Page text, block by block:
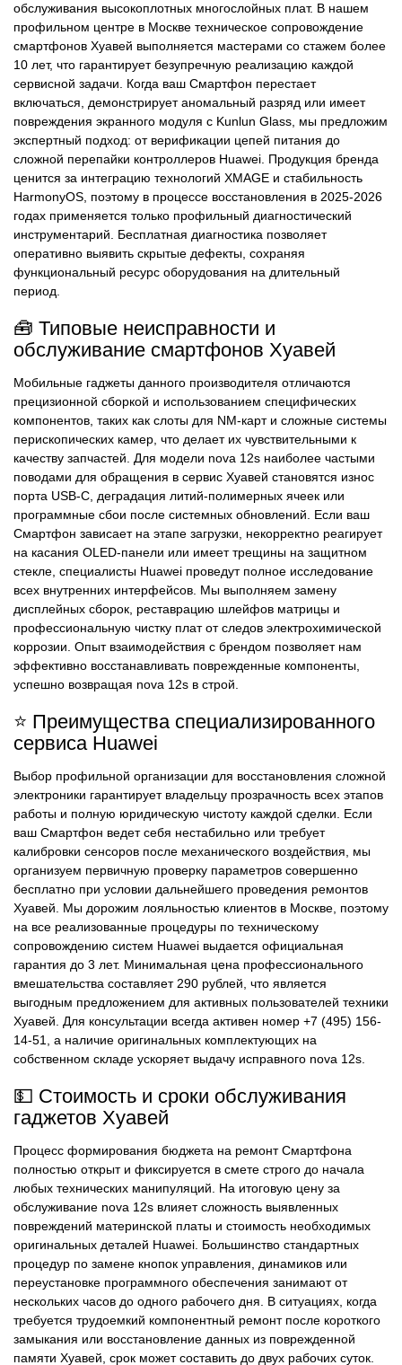
обслуживания высокоплотных многослойных плат. В нашем
профильном центре в Москве техническое сопровождение
смартфонов Хуавей выполняется мастерами со стажем более
10 лет, что гарантирует безупречную реализацию каждой
сервисной задачи. Когда ваш Смартфон перестает
включаться, демонстрирует аномальный разряд или имеет
повреждения экранного модуля с Kunlun Glass, мы предложим
экспертный подход: от верификации цепей питания до
сложной перепайки контроллеров Huawei. Продукция бренда
ценится за интеграцию технологий XMAGE и стабильность
HarmonyOS, поэтому в процессе восстановления в 2025-2026
годах применяется только профильный диагностический
инструментарий. Бесплатная диагностика позволяет
оперативно выявить скрытые дефекты, сохраняя
функциональный ресурс оборудования на длительный
период.
🧰 Типовые неисправности и
обслуживание смартфонов Хуавей
Мобильные гаджеты данного производителя отличаются
прецизионной сборкой и использованием специфических
компонентов, таких как слоты для NM-карт и сложные системы
перископических камер, что делает их чувствительными к
качеству запчастей. Для модели nova 12s наиболее частыми
поводами для обращения в сервис Хуавей становятся износ
порта USB-C, деградация литий-полимерных ячеек или
программные сбои после системных обновлений. Если ваш
Смартфон зависает на этапе загрузки, некорректно реагирует
на касания OLED-панели или имеет трещины на защитном
стекле, специалисты Huawei проведут полное исследование
всех внутренних интерфейсов. Мы выполняем замену
дисплейных сборок, реставрацию шлейфов матрицы и
профессиональную чистку плат от следов электрохимической
коррозии. Опыт взаимодействия с брендом позволяет нам
эффективно восстанавливать поврежденные компоненты,
успешно возвращая nova 12s в строй.
⭐ Преимущества специализированного
сервиса Huawei
Выбор профильной организации для восстановления сложной
электроники гарантирует владельцу прозрачность всех этапов
работы и полную юридическую чистоту каждой сделки. Если
ваш Смартфон ведет себя нестабильно или требует
калибровки сенсоров после механического воздействия, мы
организуем первичную проверку параметров совершенно
бесплатно при условии дальнейшего проведения ремонтов
Хуавей. Мы дорожим лояльностью клиентов в Москве, поэтому
на все реализованные процедуры по техническому
сопровождению систем Huawei выдается официальная
гарантия до 3 лет. Минимальная цена профессионального
вмешательства составляет 290 рублей, что является
выгодным предложением для активных пользователей техники
Хуавей. Для консультации всегда активен номер +7 (495) 156-
14-51, а наличие оригинальных комплектующих на
собственном складе ускоряет выдачу исправного nova 12s.
💵 Стоимость и сроки обслуживания
гаджетов Хуавей
Процесс формирования бюджета на ремонт Смартфона
полностью открыт и фиксируется в смете строго до начала
любых технических манипуляций. На итоговую цену за
обслуживание nova 12s влияет сложность выявленных
повреждений материнской платы и стоимость необходимых
оригинальных деталей Huawei. Большинство стандартных
процедур по замене кнопок управления, динамиков или
переустановке программного обеспечения занимают от
нескольких часов до одного рабочего дня. В ситуациях, когда
требуется трудоемкий компонентный ремонт после короткого
замыкания или восстановление данных из поврежденной
памяти Хуавей, срок может составить до двух рабочих суток.